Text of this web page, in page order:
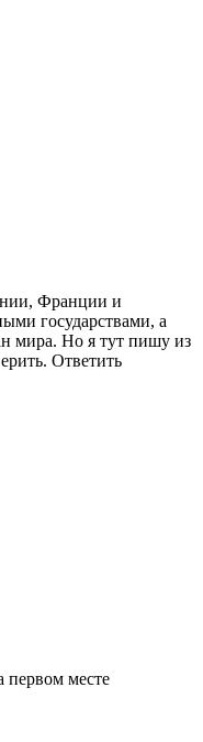
Франции и
государствами, а
мира. Но я тут пишу из
Ответить
первом месте